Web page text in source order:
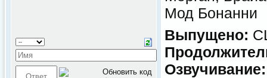
Мод Бонанни
Выпущено:
Озвучивание: